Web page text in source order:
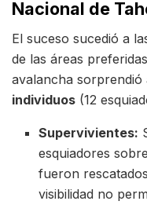
Nacional de
El suceso sucedió a
de las áreas
avalancha
individuos (12
Supervivientes:
esquiadores
fueron
visibilidad no